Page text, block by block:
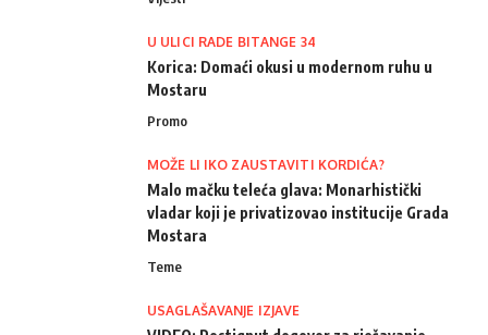
U ULICI RADE BITANGE 34
Korica: Domaći okusi u modernom ruhu u
Mostaru
Promo
MOŽE LI IKO ZAUSTAVITI KORDIĆA?
Malo mačku teleća glava: Monarhistički
vladar koji je privatizovao institucije Grada
Mostara
Teme
USAGLAŠAVANJE IZJAVE